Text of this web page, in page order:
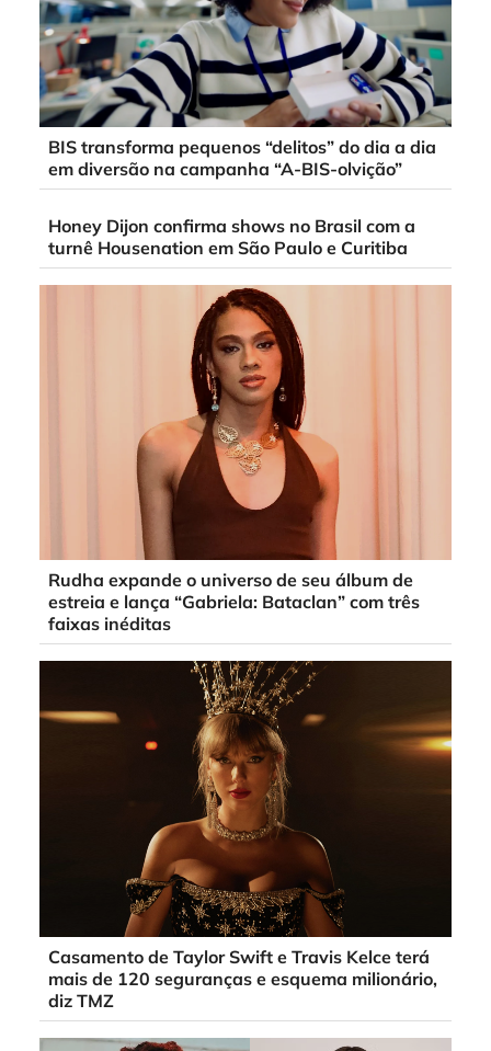
BIS transforma pequenos “delitos” do dia a dia
em diversão na campanha “A-BIS-olvição”
Honey Dijon confirma shows no Brasil com a
turnê Housenation em São Paulo e Curitiba
Rudha expande o universo de seu álbum de
estreia e lança “Gabriela: Bataclan” com três
faixas inéditas
Casamento de Taylor Swift e Travis Kelce terá
mais de 120 seguranças e esquema milionário,
diz TMZ